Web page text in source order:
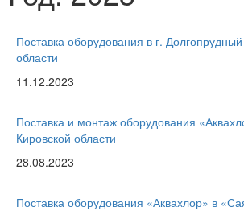
Поставка оборудования в г.
области
11.12.2023
Поставка и монтаж оборудования
Кировской области
28.08.2023
Поставка оборудования «Аквахлор» в